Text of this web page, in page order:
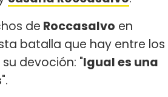
de Roccasalvo en
batalla que hay entre los
devoción: "Igual es una
".